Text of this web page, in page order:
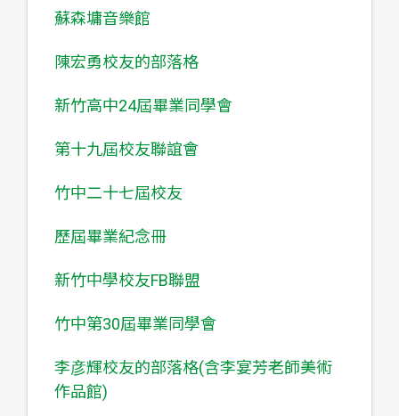
蘇森墉音樂館
陳宏勇校友的部落格
新竹高中24屆畢業同學會
第十九屆校友聯誼會
竹中二十七屆校友
歷屆畢業紀念冊
新竹中學校友FB聯盟
竹中第30屆畢業同學會
李彦輝校友的部落格(含李宴芳老師美術
作品館)